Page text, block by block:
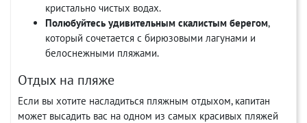
кристально чистых водах.
Полюбуйтесь удивительным скалистым берегом,
который сочетается с бирюзовыми лагунами и
белоснежными пляжами.
Отдых на пляже
Если вы хотите насладиться пляжным отдыхом, капитан
может высадить вас на одном из самых красивых пляжей